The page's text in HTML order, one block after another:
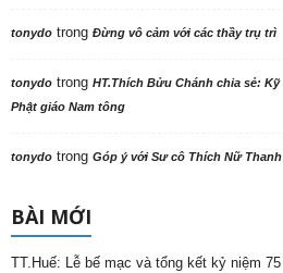
tonydo trong Đừng vô cảm với các thầy trụ trì
tonydo trong HT.Thích Bửu Chánh chia sẻ:
Phật giáo Nam tông
tonydo trong Góp ý với Sư cô Thích Nữ Thanh
BÀI MỚI
TT.Huế: Lễ bế mạc và tổng kết kỷ niệm